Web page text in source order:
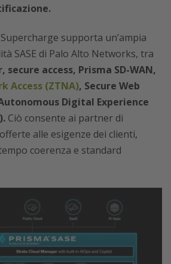
supporta un’ampia
SASE di Palo Alto Networks, tra
secure access, Prisma SD-WAN,
Access (ZTNA), Secure Web
Digital Experience
Ciò consente ai partner di
alle esigenze dei clienti,
coerenza e standard